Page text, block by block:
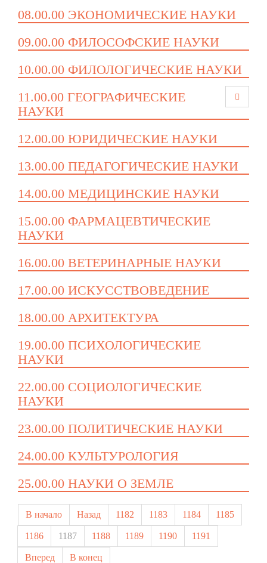
08.00.00 ЭКОНОМИЧЕСКИЕ НАУКИ
09.00.00 ФИЛОСОФСКИЕ НАУКИ
10.00.00 ФИЛОЛОГИЧЕСКИЕ НАУКИ
11.00.00 ГЕОГРАФИЧЕСКИЕ
НАУКИ
12.00.00 ЮРИДИЧЕСКИЕ НАУКИ
13.00.00 ПЕДАГОГИЧЕСКИЕ НАУКИ
14.00.00 МЕДИЦИНСКИЕ НАУКИ
15.00.00 ФАРМАЦЕВТИЧЕСКИЕ
НАУКИ
16.00.00 ВЕТЕРИНАРНЫЕ НАУКИ
17.00.00 ИСКУССТВОВЕДЕНИЕ
18.00.00 АРХИТЕКТУРА
19.00.00 ПСИХОЛОГИЧЕСКИЕ
НАУКИ
22.00.00 СОЦИОЛОГИЧЕСКИЕ
НАУКИ
23.00.00 ПОЛИТИЧЕСКИЕ НАУКИ
24.00.00 КУЛЬТУРОЛОГИЯ
25.00.00 НАУКИ О ЗЕМЛЕ
В начало Назад 1182 1183 1184 1185
1186 1187 1188 1189 1190 1191
Вперед В конец